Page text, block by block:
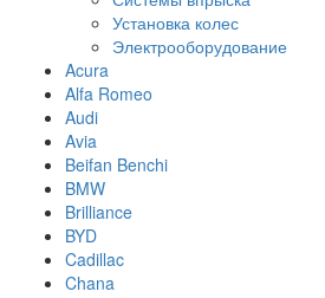
Установка колес
Электрооборудование
Acura
Alfa Romeo
Audi
Avia
Beifan Benchi
BMW
Brilliance
BYD
Cadillac
Chana